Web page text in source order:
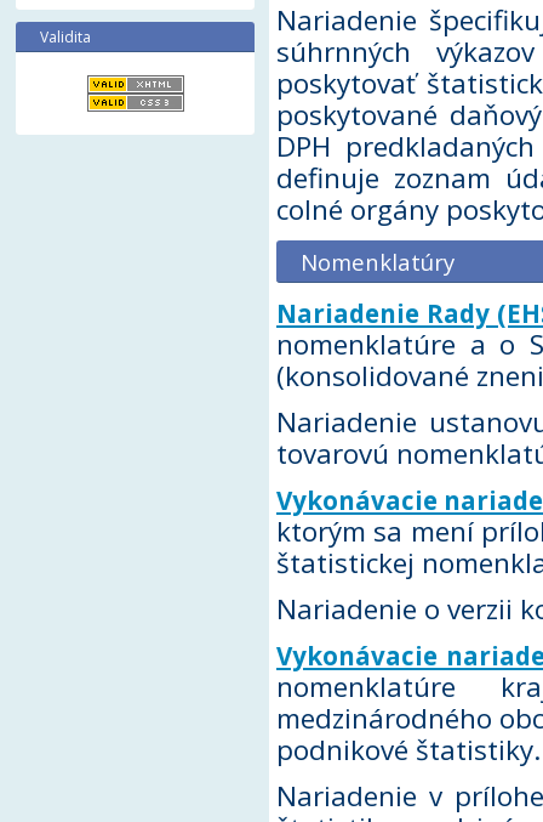
Validita
Nariadenie
súhrnných
poskytovať
poskytované
DPH
definuje zoznam
colné orgány
Nomenklatúry
Nariadenie Rady
nomenklatúre a o
(konsolidované
Nariadenie
tovarovú
Vykonávacie
ktorým sa mení
štatistickej
Nariadenie o verzii
Vykonávacie
nomenklatúre
medzinárodného
podnikové štatistiky.
Nariadenie v